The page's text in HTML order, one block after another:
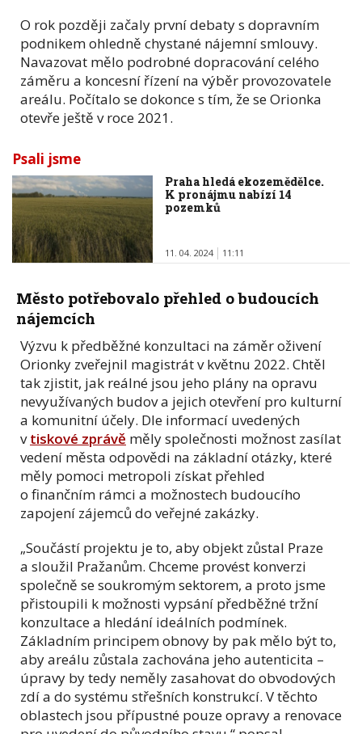
O rok později začaly první debaty s dopravním
podnikem ohledně chystané nájemní smlouvy.
Navazovat mělo podrobné dopracování celého
záměru a koncesní řízení na výběr provozovatele
areálu. Počítalo se dokonce s tím, že se Orionka
otevře ještě v roce 2021.
Psali jsme
Praha hledá ekozemědělce.
K pronájmu nabízí 14
pozemků
11. 04. 2024 11:11
Město potřebovalo přehled o budoucích
nájemcích
Výzvu k předběžné konzultaci na záměr oživení
Orionky zveřejnil magistrát v květnu 2022. Chtěl
tak zjistit, jak reálné jsou jeho plány na opravu
nevyužívaných budov a jejich otevření pro kulturní
a komunitní účely. Dle informací uvedených
vtiskové zprávě měly společnosti možnost zasílat
vedení města odpovědi na základní otázky, které
měly pomoci metropoli získat přehled
o finančním rámci a možnostech budoucího
zapojení zájemců do veřejné zakázky.
„Součástí projektu je to, aby objekt zůstal Praze
a sloužil Pražanům. Chceme provést konverzi
společně se soukromým sektorem, a proto jsme
přistoupili k možnosti vypsání předběžné tržní
konzultace a hledání ideálních podmínek.
Základním principem obnovy by pak mělo být to,
aby areálu zůstala zachována jeho autenticita –
úpravy by tedy neměly zasahovat do obvodových
zdí a do systému střešních konstrukcí. V těchto
oblastech jsou přípustné pouze opravy a renovace